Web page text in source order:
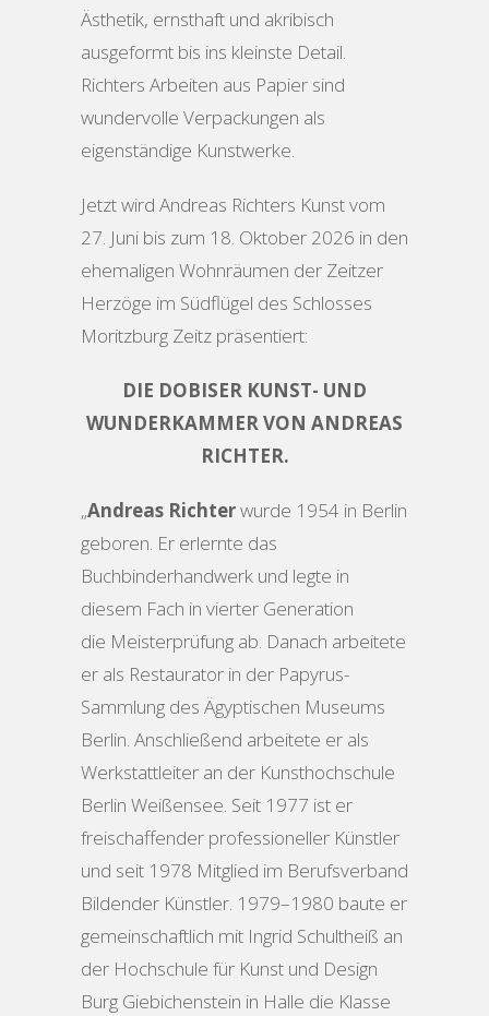
Ästhetik, ernsthaft und akribisch
ausgeformt bis ins kleinste Detail.
Richters Arbeiten aus Papier sind
wundervolle Verpackungen als
eigenständige Kunstwerke.
Jetzt wird Andreas Richters Kunst vom
27. Juni bis zum 18. Oktober 2026 in den
ehemaligen Wohnräumen der Zeitzer
Herzöge im Südflügel des Schlosses
Moritzburg Zeitz präsentiert:
DIE DOBISER KUNST- UND
WUNDERKAMMER VON ANDREAS
RICHTER.
„Andreas Richterwurde 1954 in Berlin
geboren. Er erlernte das
Buchbinderhandwerk und legte in
diesem Fach in vierter Generation
die Meisterprüfung ab. Danach arbeitete
er als Restaurator in der Papyrus-
Sammlung des Ägyptischen Museums
Berlin. Anschließend arbeitete er als
Werkstattleiter an der Kunsthochschule
Berlin Weißensee. Seit 1977 ist er
freischaffender professioneller Künstler
und seit 1978 Mitglied im Berufsverband
Bildender Künstler. 1979–1980 baute er
gemeinschaftlich mit Ingrid Schultheiß an
der Hochschule für Kunst und Design
Burg Giebichenstein in Halle die Klasse